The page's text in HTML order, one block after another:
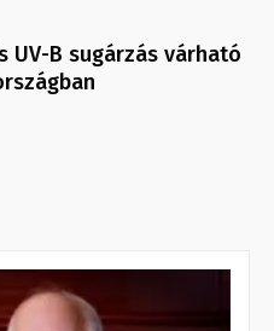
UV-B sugárzás várható